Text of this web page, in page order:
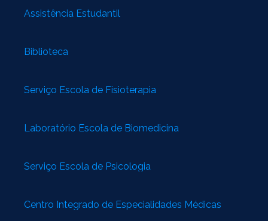
Assistência Estudantil
Biblioteca
Serviço Escola de Fisioterapia
Laboratório Escola de Biomedicina
Serviço Escola de Psicologia
Centro Integrado de Especialidades Médicas